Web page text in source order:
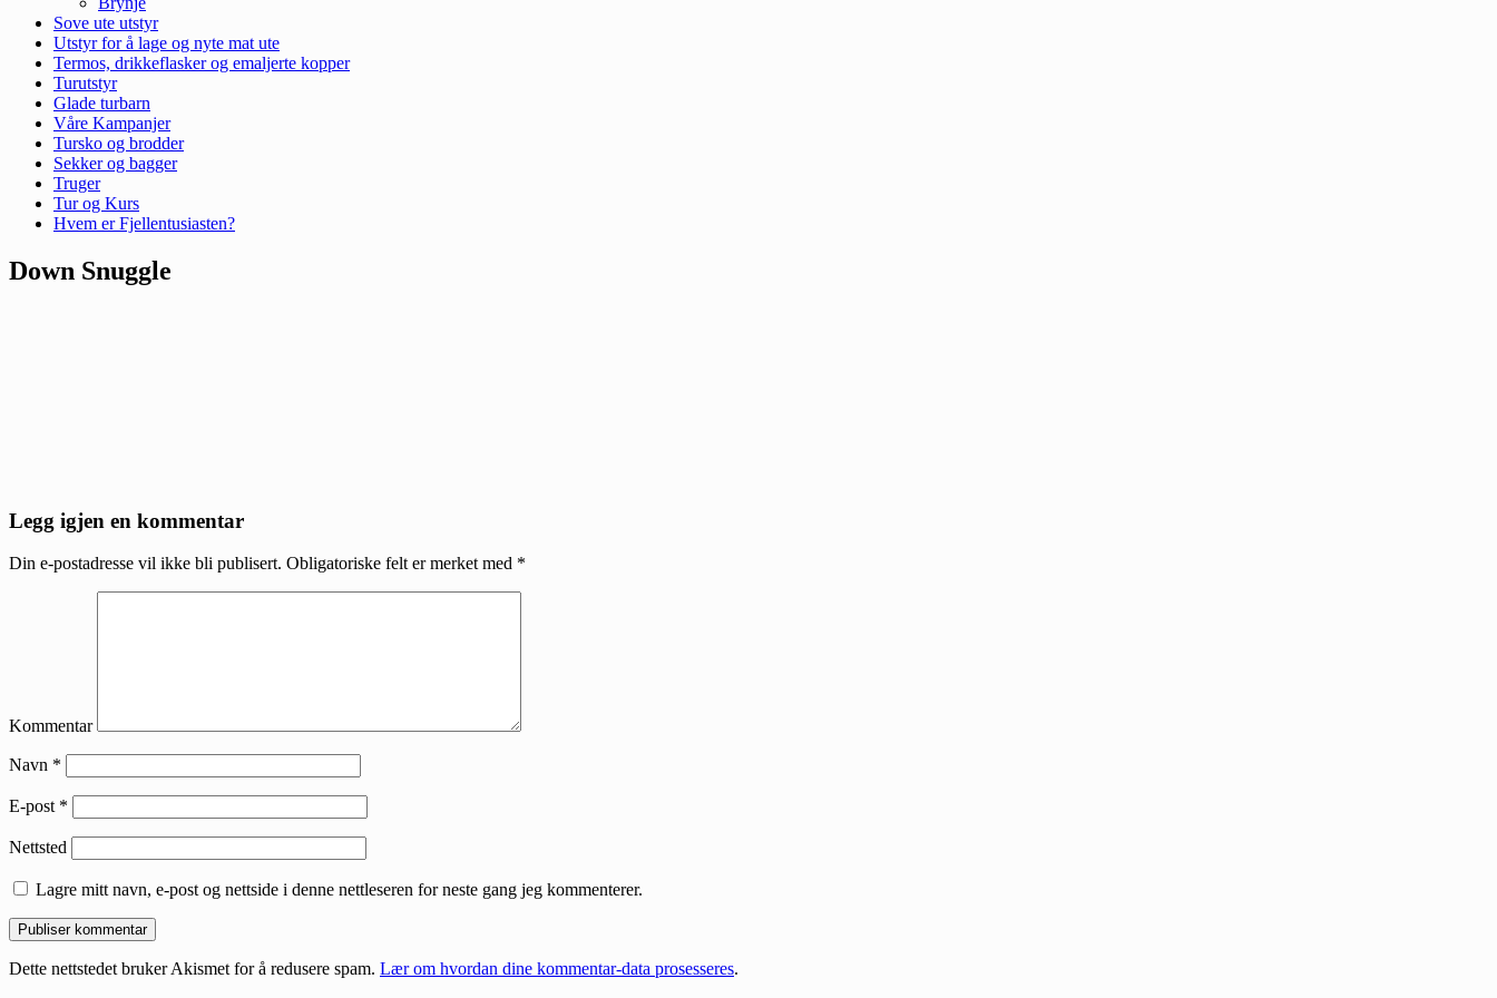
Sove ute utstyr
Utstyr for å lage og nyte mat ute
Termos, drikkeflasker og emaljerte kopper
Turutstyr
Glade turbarn
Våre Kampanjer
Tursko og brodder
Sekker og bagger
Truger
Tur og Kurs
Hvem er Fjellentusiasten?
Down Snuggle
Reader
Legg igjen en kommentar
Din e-postadresse vil ikke bli publisert. Obligatoriske felt er merket med *
Kommentar
Navn *
E-post *
Nettsted
Lagre mitt navn, e-post og nettside i denne nettleseren for neste gang jeg kommenterer.
Dette nettstedet bruker Akismet for å redusere spam. Lær om hvordan dine kommentar-data prosesseres.